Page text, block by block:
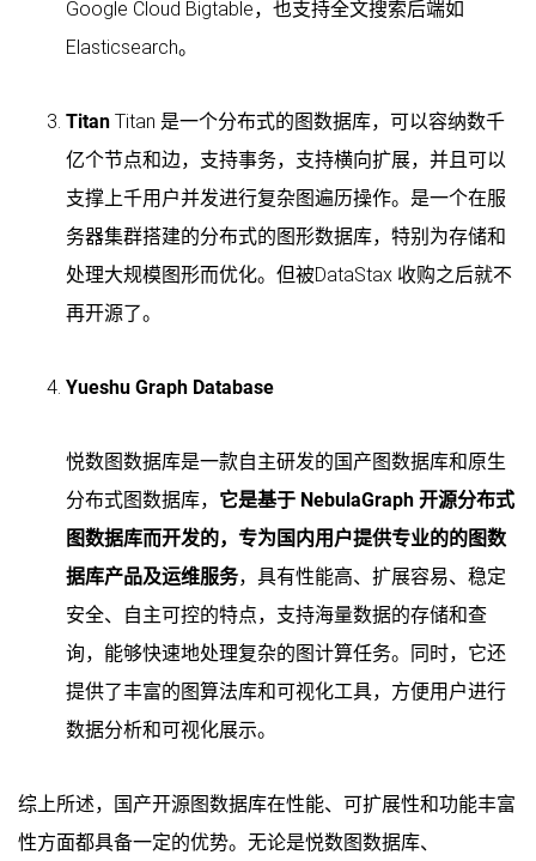
Google Cloud Bigtable，也支持全文搜索后端如
Elasticsearch。
Titan Titan 是一个分布式的图数据库，可以容纳数千
亿个节点和边，支持事务，支持横向扩展，并且可以
支撑上千用户并发进行复杂图遍历操作。是一个在服
务器集群搭建的分布式的图形数据库，特别为存储和
处理大规模图形而优化。但被DataStax 收购之后就不
再开源了。
Yueshu Graph Database
悦数图数据库是一款自主研发的国产图数据库和原生
分布式图数据库， 它是基于 NebulaGraph 开源分布式
图数据库而开发的，专为国内用户提供专业的的图数
据库产品及运维服务，具有性能高、扩展容易、稳定
安全、自主可控的特点，支持海量数据的存储和查
询，能够快速地处理复杂的图计算任务。同时，它还
提供了丰富的图算法库和可视化工具，方便用户进行
数据分析和可视化展示。
综上所述，国产开源图数据库在性能、可扩展性和功能丰富
性方面都具备一定的优势。无论是悦数图数据库、